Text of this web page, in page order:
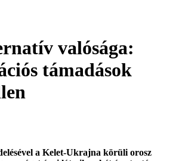
valósága:
támadások
a Kelet-Ukrajna körüli orosz